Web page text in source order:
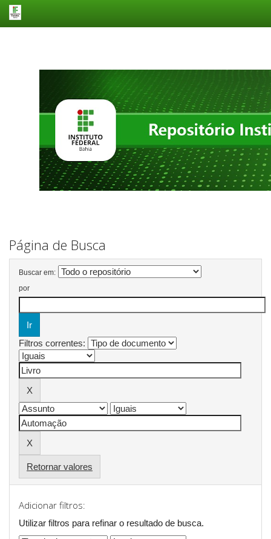
Página de Busca
Buscar em:
por
Filtros correntes:
Retornar valores
Adicionar filtros:
Utilizar filtros para refinar o resultado de busca.